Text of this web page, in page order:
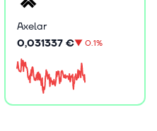
Axelar
0,031337 €▼0.1%